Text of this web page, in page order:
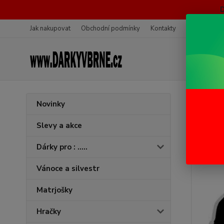
Jak nakupovat Obchodní podmínky Kontakty
Novinky
Slevy a akce
Dárky pro : .....
Vánoce a silvestr
Matrjošky
Hračky